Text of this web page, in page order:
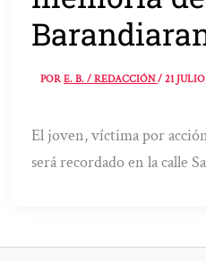
PORE. B. / REDACCIÓN/21
El joven, víctima por
será recordado en la calle